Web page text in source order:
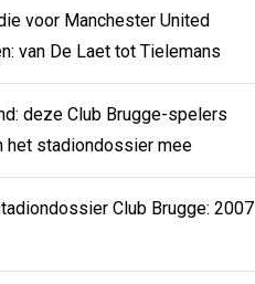
voor Manchester United
van De Laet tot Tielemans
deze Club Brugge-spelers
het stadiondossier mee
Club Brugge: 2007